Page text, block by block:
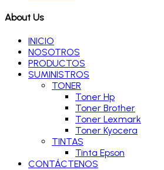
About Us
INICIO
NOSOTROS
PRODUCTOS
SUMINISTROS
TONER
Toner Hp
Toner Brother
Toner Lexmark
Toner Kyocera
TINTAS
Tinta Epson
CONTÁCTENOS